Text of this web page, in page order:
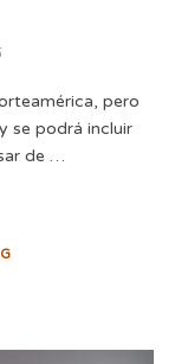
pero
se podrá incluir
de …